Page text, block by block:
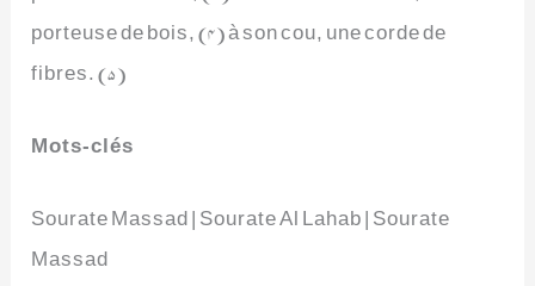
porteuse de bois, (4) à son cou, une corde de
fibres. (5)
Mots-clés
Sourate Massad | Sourate Al Lahab | Sourate
Massad